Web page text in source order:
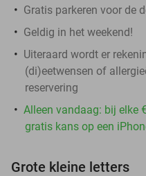
Gratis parkeren voor de
Geldig in het weekend!
Uiteraard wordt er
(di)eetwensen of
reservering
Alleen vandaag: bij elke
gratis kans op een
Grote kleine letters